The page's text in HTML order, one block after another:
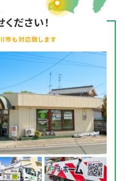
ださい！
市も対応致します